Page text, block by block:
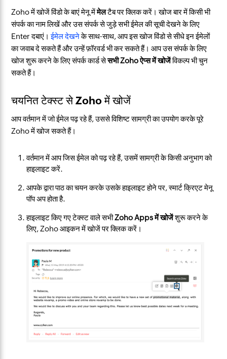
Zoho में खोजें विंडो के बाएं मेनू मेंमेलटैब पर क्लिक करें। खोज बार में किसी भी
संपर्क का नाम लिखें और उस संपर्क से जुड़े सभी ईमेल की सूची देखने के लिए
Enter दबाएं।ईमेल देखनेके साथ-साथ, आप इस खोज विंडो से सीधे इन ईमेलों
का जवाब दे सकते हैं और उन्हें फ़ॉरवर्ड भी कर सकते हैं। आप उस संपर्क के लिए
खोज शुरू करने के लिए संपर्क कार्ड सेसभी Zoho ऐप्स में खोजेंविकल्प भी चुन
सकते हैं।
चयनित टेक्स्ट से Zoho में खोजें
आप वर्तमान में जो ईमेल पढ़ रहे हैं, उससे विशिष्ट सामग्री का उपयोग करके पूरे
Zoho में खोज सकते हैं।
वर्तमान में आप जिस ईमेल को पढ़ रहे हैं, उसमें सामग्री के किसी अनुभाग को
हाइलाइट करें.
आपके द्वारा पाठ का चयन करके उसके हाइलाइट होने पर, स्मार्ट क्रिएट मेनू
पॉप अप होता है.
हाइलाइट किए गए टेक्स्ट वाले सभीZoho Apps में खोजेंशुरू करने के
लिए, Zoho आइकन में खोजें पर क्लिक करें।